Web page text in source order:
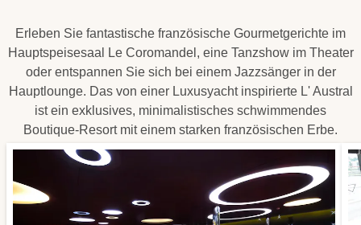
Erleben Sie fantastische französische Gourmetgerichte im
Hauptspeisesaal Le Coromandel, eine Tanzshow im Theater
oder entspannen Sie sich bei einem Jazzsänger in der
Hauptlounge. Das von einer Luxusyacht inspirierte L' Austral
ist ein exklusives, minimalistisches schwimmendes
Boutique-Resort mit einem starken französischen Erbe.